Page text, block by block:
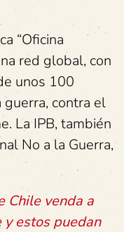
“Oficina
red global, con
unos 100
guerra, contra el
La IPB, también
No a la Guerra,
Chile venda a
estos puedan